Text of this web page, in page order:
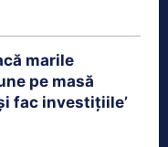
marile
pe masă
fac investițiile’